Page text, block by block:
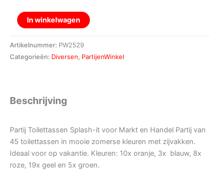
In winkelwagen
Artikelnummer: PW2529
Categorieën: Diversen, PartijenWinkel
Beschrijving
Partij Toilettassen Splash-it voor Markt en Handel Partij van
45 toilettassen in mooie zomerse kleuren met zijvakken.
Ideaal voor op vakantie. Kleuren: 10x oranje, 3x blauw, 8x
roze, 19x geel en 5x groen.